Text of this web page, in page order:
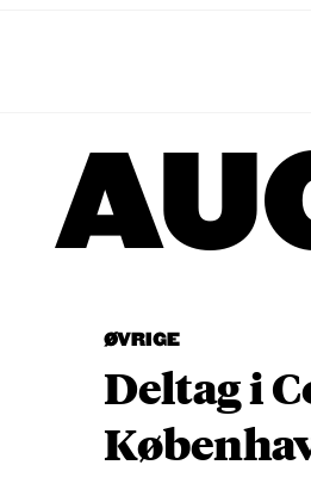
ØVRIGE
Deltag i